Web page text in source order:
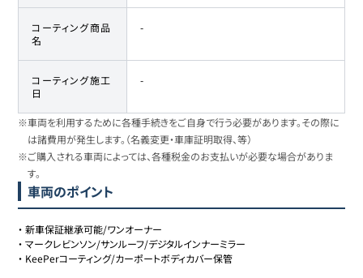
コーティング商品
名
-
コーティング施工
日
-
※車両を利用するために各種手続きをご自身で行う必要があります。その際に
は諸費用が発生します。（名義変更・車庫証明取得、等）
※ご購入される車両によっては、各種税金のお支払いが必要な場合がありま
す。
車両のポイント
・新車保証継承可能/ワンオーナー
・マークレビンソン/サンルーフ/デジタルインナーミラー
・ KeePerコーティング/カーポートボディカバー保管